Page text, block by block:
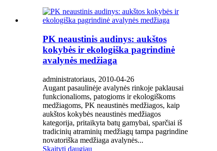
PK neaustinis audinys: aukštos
kokybės ir ekologiška pagrindinė
avalynės medžiaga
administratoriaus, 2010-04-26
Augant pasaulinėje avalynės rinkoje paklausai
funkcionalioms, patogioms ir ekologiškoms
medžiagoms, PK neaustinės medžiagos, kaip
aukštos kokybės neaustinės medžiagos
kategorija, pritaikyta batų gamybai, sparčiai iš
tradicinių atraminių medžiagų tampa pagrindine
novatoriška medžiaga avalynės...
Skaityti daugiau